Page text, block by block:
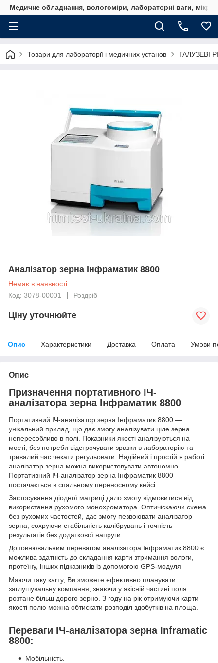
Медичне обладнання, вологоміри, лабораторні ваги,
Товари для лабораторії і медичних установ ГАЛУЗЕВІ
Аналізатор зерна Інфраматик 8800
Немає в наявності
Код: 3078-00001
Роздріб
Ціну уточнюйте
Опис Характеристики Доставка Оплата Умови
Опис
Призначення портативного ІЧ-
аналізатора зерна Інфраматик 8800
Портативний ІЧ-аналізатор зерна Інфраматик 8800 —
унікальний прилад, що дає змогу аналізувати ціле зерна
непересобливо в полі. Показники якості аналізуються на
мості, без потреби відстрочувати зразки в лабораторію та
тривалий час чекати регульовати. Надійний і простій в работі
аналізатор зерна можна використовувати автономно.
Портативний ІЧ-аналізатор зерна Інфраматик 8800
постачається в спальному перенoсному кейсі.
Застосування діодної матриці дало змогу відмовитися від
використання рухомого монохроматора. Оптичіскаючи схема
без рухомих частостей, дає змогу пезвоювати аналізатор
зерна, сохруючи стабільність калібрувань і точність
результатів без додаткової напруги.
Доповнювальним перевагом аналізатора Інфраматик 8800 є
можлива здатність до складання карти зтримання вологи,
протеїну, інших підказників із допомогою GPS-модуля.
Маючи таку кarту, Ви зможете ефективно планувати
заглушувальну компання, знаючи у якісній частині поля
розтане більш дорого зерно. З году на рік отримуючи карти
якості полю можна обтискати розподіл здобутків на площа.
Переваги ІЧ-аналізатора зерна Inframatic
8800:
Мобільність.